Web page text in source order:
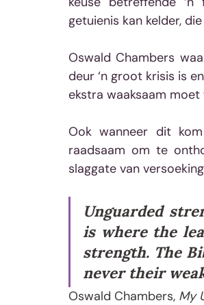
getuienis kan kelder,
Oswald Chambers
deur ‘n groot krisis is
ekstra waaksaam moet
Ook wanneer dit
raadsaam om te
slaggate van
Unguarded
is where the
strength. The
never their
Oswald Chambers, My